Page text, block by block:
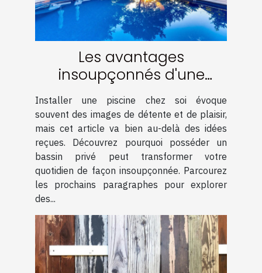
Les avantages
insoupçonnés d'une
piscine chez soi
Installer une piscine chez soi évoque
souvent des images de détente et de plaisir,
mais cet article va bien au-delà des idées
reçues. Découvrez pourquoi posséder un
bassin privé peut transformer votre
quotidien de façon insoupçonnée. Parcourez
les prochains paragraphes pour explorer
des...